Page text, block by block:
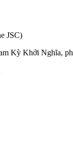
JSC)
Kỳ Khởi Nghĩa,